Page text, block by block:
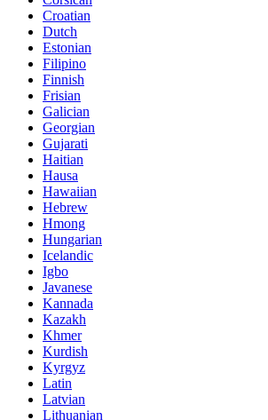
Croatian
Dutch
Estonian
Filipino
Finnish
Frisian
Galician
Georgian
Gujarati
Haitian
Hausa
Hawaiian
Hebrew
Hmong
Hungarian
Icelandic
Igbo
Javanese
Kannada
Kazakh
Khmer
Kurdish
Kyrgyz
Latin
Latvian
Lithuanian